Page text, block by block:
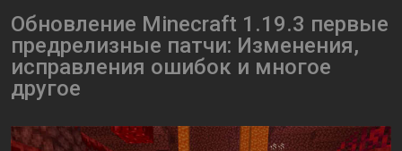
Обновление Minecraft 1.19.3 первые
предрелизные патчи: Изменения,
исправления ошибок и многое
другое